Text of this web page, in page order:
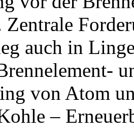
Zentrale
auch in
von Atom
–